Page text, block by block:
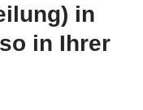
in
in Ihrer